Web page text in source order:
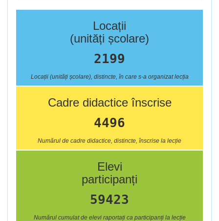
Locații
(unități școlare)
2199
Locații (unități școlare), distincte, în care s-a organizat lecția
Cadre didactice înscrise
4496
Numărul de cadre didactice, distincte, înscrise la lecție
Elevi
participanți
59423
Numărul cumulat de elevi raportați ca participanți la lecție